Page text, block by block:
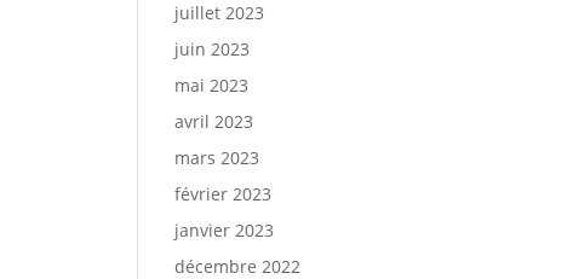
juillet 2023
juin 2023
mai 2023
avril 2023
mars 2023
février 2023
janvier 2023
décembre 2022